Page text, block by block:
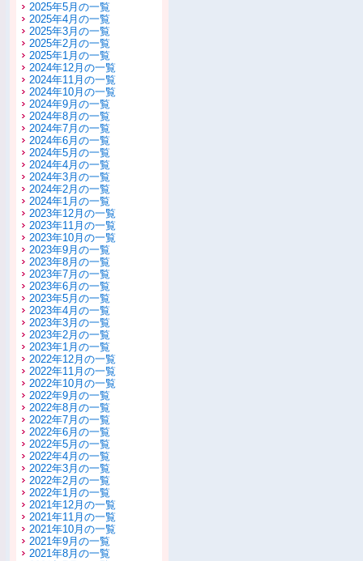
2025年5月の一覧
2025年4月の一覧
2025年3月の一覧
2025年2月の一覧
2025年1月の一覧
2024年12月の一覧
2024年11月の一覧
2024年10月の一覧
2024年9月の一覧
2024年8月の一覧
2024年7月の一覧
2024年6月の一覧
2024年5月の一覧
2024年4月の一覧
2024年3月の一覧
2024年2月の一覧
2024年1月の一覧
2023年12月の一覧
2023年11月の一覧
2023年10月の一覧
2023年9月の一覧
2023年8月の一覧
2023年7月の一覧
2023年6月の一覧
2023年5月の一覧
2023年4月の一覧
2023年3月の一覧
2023年2月の一覧
2023年1月の一覧
2022年12月の一覧
2022年11月の一覧
2022年10月の一覧
2022年9月の一覧
2022年8月の一覧
2022年7月の一覧
2022年6月の一覧
2022年5月の一覧
2022年4月の一覧
2022年3月の一覧
2022年2月の一覧
2022年1月の一覧
2021年12月の一覧
2021年11月の一覧
2021年10月の一覧
2021年9月の一覧
2021年8月の一覧